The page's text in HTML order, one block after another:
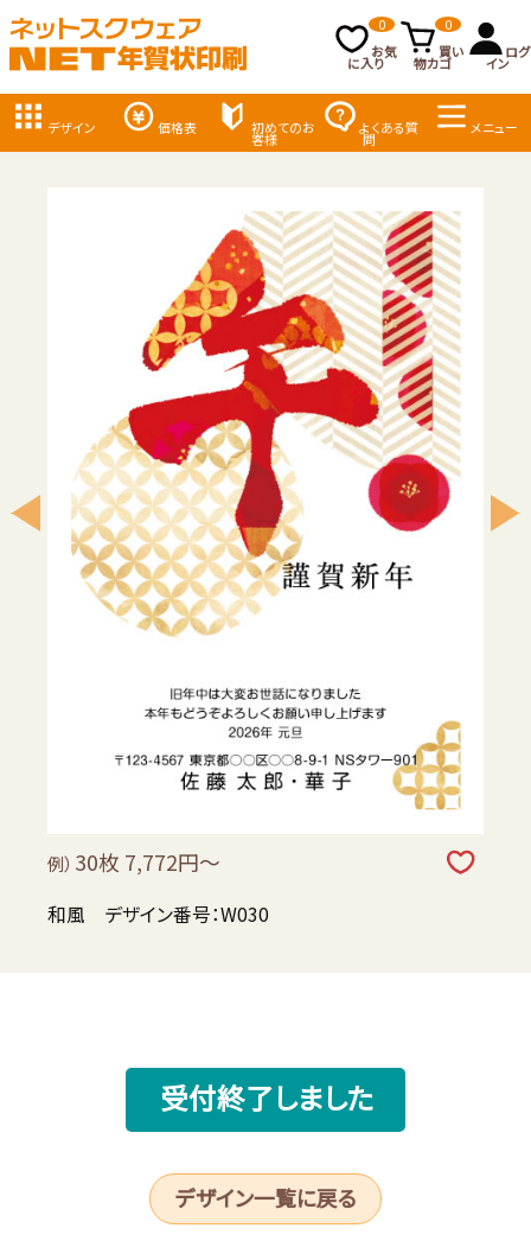
お気
に入り
0
買い
物カゴ
0
ログ
イン
デザイン 価格表 初めてのお
客様
よくある質
問
メニュー
例） 30枚 7,772円～
和風 デザイン番号：W030
受付終了しました
デザイン一覧に戻る